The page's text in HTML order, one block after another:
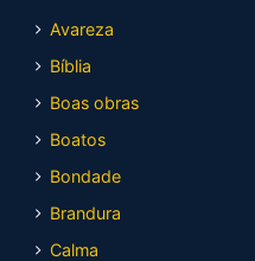
Avareza
Bíblia
Boas obras
Boatos
Bondade
Brandura
Calma